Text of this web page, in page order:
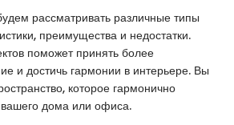
рассматривать различные типы
преимущества и недостатки.
поможет принять более
и достичь гармонии в интерьере. Вы
которое гармонично
вашего дома или офиса.